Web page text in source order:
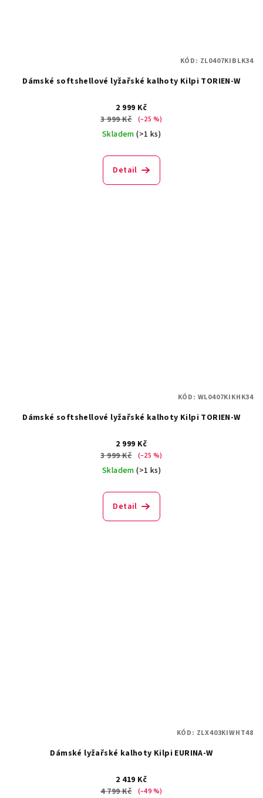
Dámské softshellové lyžařské kalhoty Kilpi TORIEN-W
2 999 Kč
3 999 Kč
(–25 %)
Skladem(>1 ks)
Detail
KÓD: ZL0407KIBLK34
Dámské softshellové lyžařské kalhoty Kilpi TORIEN-W
2 999 Kč
3 999 Kč
(–25 %)
Skladem(>1 ks)
Detail
KÓD: WL0407KIKHK34
Dámské lyžařské kalhoty Kilpi EURINA-W
2 419 Kč
4 799 Kč
(–49 %)
KÓD: ZLX403KIWHT48